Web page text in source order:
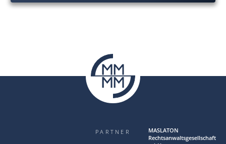
PARTNER
MAS LA TON
Rechtsanwaltsgesellschaft